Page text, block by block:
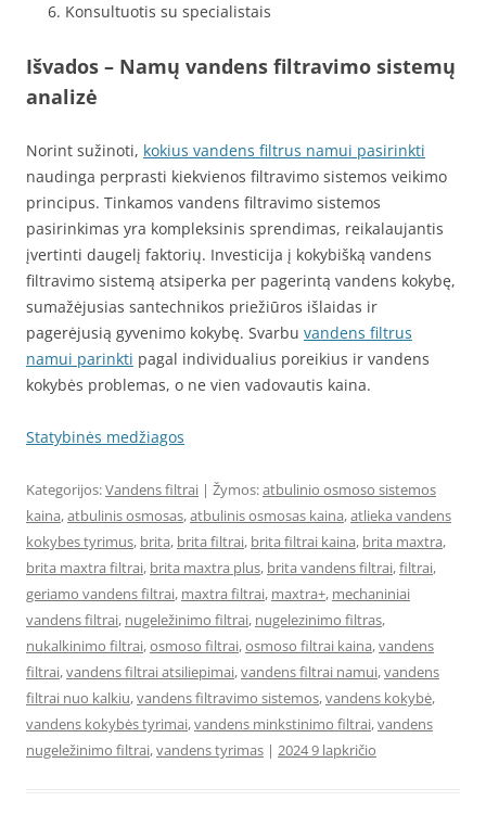
Konsultuotis su specialistais
Išvados – Namų vandens filtravimo sistemų
analizė
Norint sužinoti, kokius vandens filtrus namui pasirinkti
naudinga perprasti kiekvienos filtravimo sistemos veikimo
principus. Tinkamos vandens filtravimo sistemos
pasirinkimas yra kompleksinis sprendimas, reikalaujantis
įvertinti daugelį faktorių. Investicija į kokybišką vandens
filtravimo sistemą atsiperka per pagerintą vandens kokybę,
sumažėjusias santechnikos priežiūros išlaidas ir
pagerėjusią gyvenimo kokybę. Svarbu vandens filtrus
namui parinkti pagal individualius poreikius ir vandens
kokybės problemas, o ne vien vadovautis kaina.
Statybinės medžiagos
Kategorijos:Vandens filtrai | Žymos:atbulinio osmoso sistemos
kaina,atbulinis osmosas,atbulinis osmosas kaina,atlieka vandens
kokybes tyrimus, brita, brita filtrai, brita filtrai kaina, brita maxtra,
brita maxtra filtrai, brita maxtra plus, brita vandens filtrai,filtrai,
geriamo vandens filtrai, maxtra filtrai, maxtra+, mechaniniai
vandens filtrai, nugeležinimo filtrai, nugelezinimo filtras,
nukalkinimo filtrai,osmoso filtrai,osmoso filtrai kaina,vandens
filtrai,vandens filtrai atsiliepimai,vandens filtrai namui,vandens
filtrai nuo kalkiu,vandens filtravimo sistemos,vandens kokybė,
vandens kokybės tyrimai,vandens minkstinimo filtrai,vandens
nugeležinimo filtrai,vandens tyrimas | 2024 9 lapkričio